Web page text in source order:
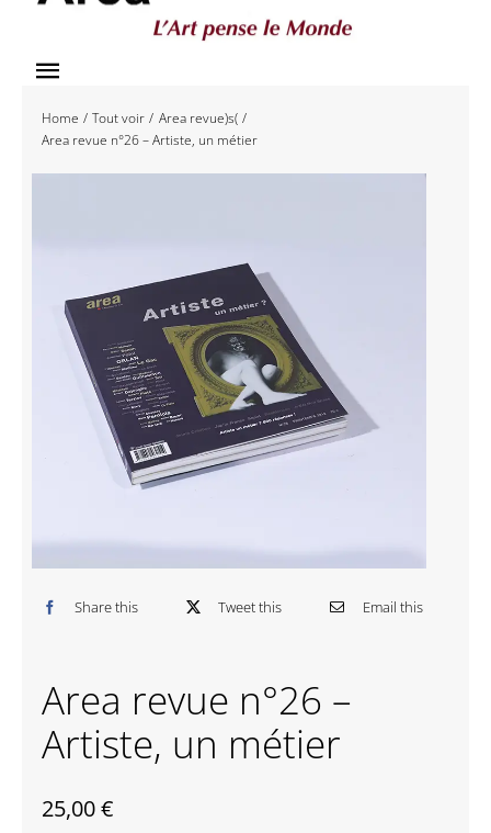
Toggle
Navigation
Accueil
Éditions
Area revue)s(
À propos
Home Tout voir
Area revue)s(
Area revue n°26 – Artiste, un métier
Share this Tweet this Email this
Area revue n°26 –
Artiste, un métier
25,00€